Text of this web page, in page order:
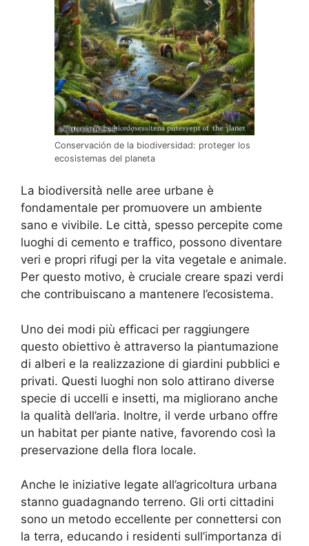
Conservación de la biodiversidad: proteger los
ecosistemas del planeta
La biodiversità nelle aree urbane è
fondamentale per promuovere un ambiente
sano e vivibile. Le città, spesso percepite come
luoghi di cemento e traffico, possono diventare
veri e propri rifugi per la vita vegetale e animale.
Per questo motivo, è cruciale creare spazi verdi
che contribuiscano a mantenere l’ecosistema.
Uno dei modi più efficaci per raggiungere
questo obiettivo è attraverso la piantumazione
di alberi e la realizzazione di giardini pubblici e
privati. Questi luoghi non solo attirano diverse
specie di uccelli e insetti, ma migliorano anche
la qualità dell’aria. Inoltre, il verde urbano offre
un habitat per piante native, favorendo così la
preservazione della flora locale.
Anche le iniziative legate all’agricoltura urbana
stanno guadagnando terreno. Gli orti cittadini
sono un metodo eccellente per connettersi con
la terra, educando i residenti sull’importanza di